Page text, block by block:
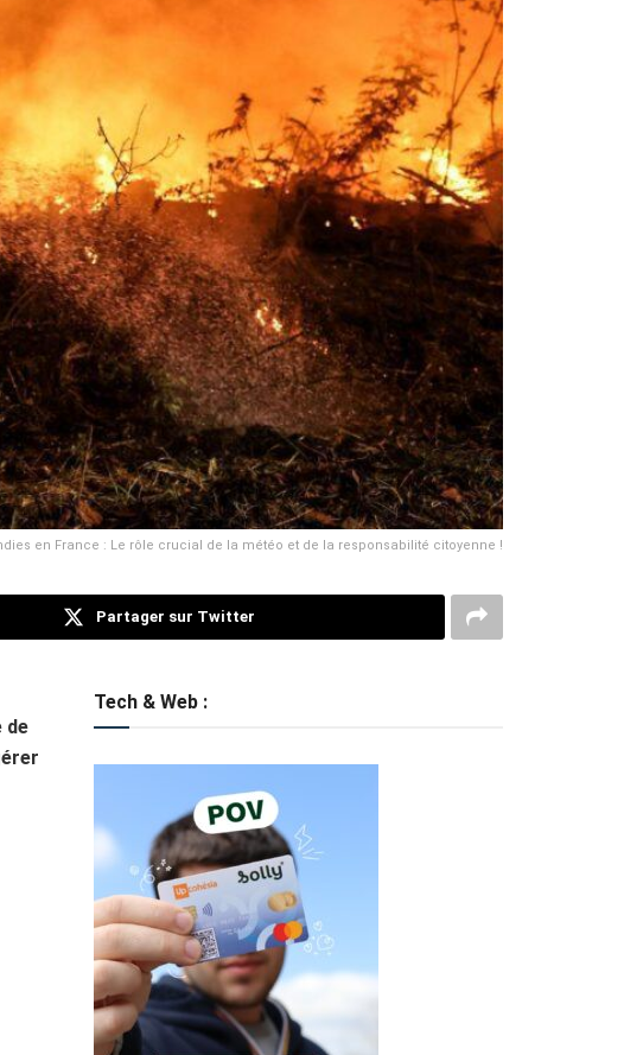
en France : Le rôle crucial de la météo et de la responsabilité citoyenne !
Partager sur Twitter
de
Tech & Web :